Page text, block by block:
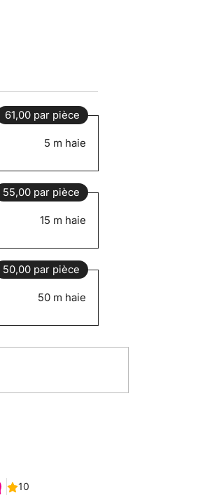
61,00 par pièce
5 m haie
55,00 par pièce
15 m haie
50,00 par pièce
50 m haie